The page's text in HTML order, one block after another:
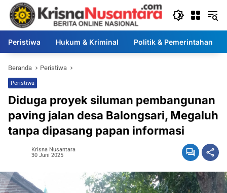
Langsung
konten
Peristiwa Hukum & Kriminal Politik & Pemerintahan
Beranda Peristiwa
Peristiwa
Diduga proyek siluman pembangunan
paving jalan desa Balongsari, Megaluh
tanpa dipasang papan informasi
Krisna Nusantara
30 Juni 2025